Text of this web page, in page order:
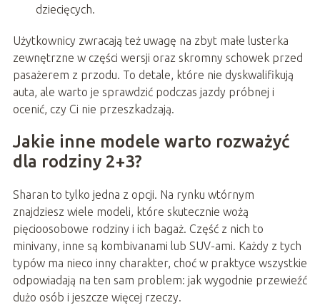
dziecięcych.
Użytkownicy zwracają też uwagę na zbyt małe lusterka
zewnętrzne w części wersji oraz skromny schowek przed
pasażerem z przodu. To detale, które nie dyskwalifikują
auta, ale warto je sprawdzić podczas jazdy próbnej i
ocenić, czy Ci nie przeszkadzają.
Jakie inne modele warto rozważyć
dla rodziny 2+3?
Sharan to tylko jedna z opcji. Na rynku wtórnym
znajdziesz wiele modeli, które skutecznie wożą
pięcioosobowe rodziny i ich bagaż. Część z nich to
minivany, inne są kombivanami lub SUV-ami. Każdy z tych
typów ma nieco inny charakter, choć w praktyce wszystkie
odpowiadają na ten sam problem: jak wygodnie przewieźć
dużo osób i jeszcze więcej rzeczy.